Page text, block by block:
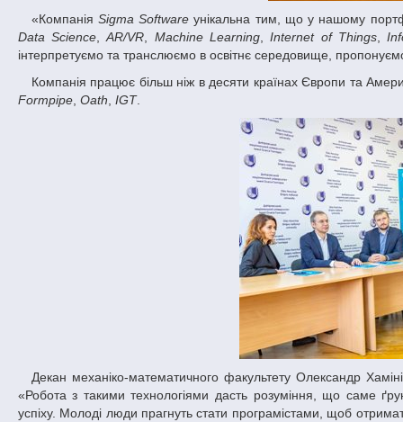
«Компанія Sigma Software унікальна тим, що у нашому
Data Science,AR/VR Machine Learning,Internet of Things ,
інтерпретуємо та транслюємо в освітнє середовище,
Компанія працює більш ніж в десяти країнах Європи та
Formpipe, Oath IGT.
Декан механіко-математичного факультету Олександр Хамініч вважає, що підписання цієї угоди змінить погляди молоді на вищу освіту:
«Робота з такими технологіями дасть розуміння, що саме
успіху. Молоді люди прагнуть стати програмістами, щоб